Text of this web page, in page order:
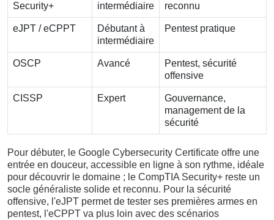
Security+
intermédiaire
reconnu
eJPT / eCPPT
Débutant à
intermédiaire
Pentest pratique
OSCP Avancé
Pentest, sécurité
offensive
CISSP Expert
Gouvernance,
management de la
sécurité
Pour débuter, le Google Cybersecurity Certificate offre une
entrée en douceur, accessible en ligne à son rythme, idéale
pour découvrir le domaine ; le CompTIA Security+ reste un
socle généraliste solide et reconnu. Pour la sécurité
offensive, l'eJPT permet de tester ses premières armes en
pentest, l'eCPPT va plus loin avec des scénarios